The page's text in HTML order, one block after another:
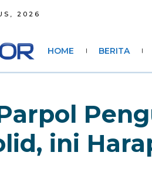
2026
HOME BERITA
ini